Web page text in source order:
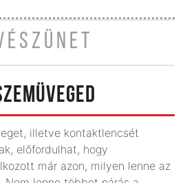
illetve kontaktlencsét
előfordulhat, hogy
már azon, milyen lenne az